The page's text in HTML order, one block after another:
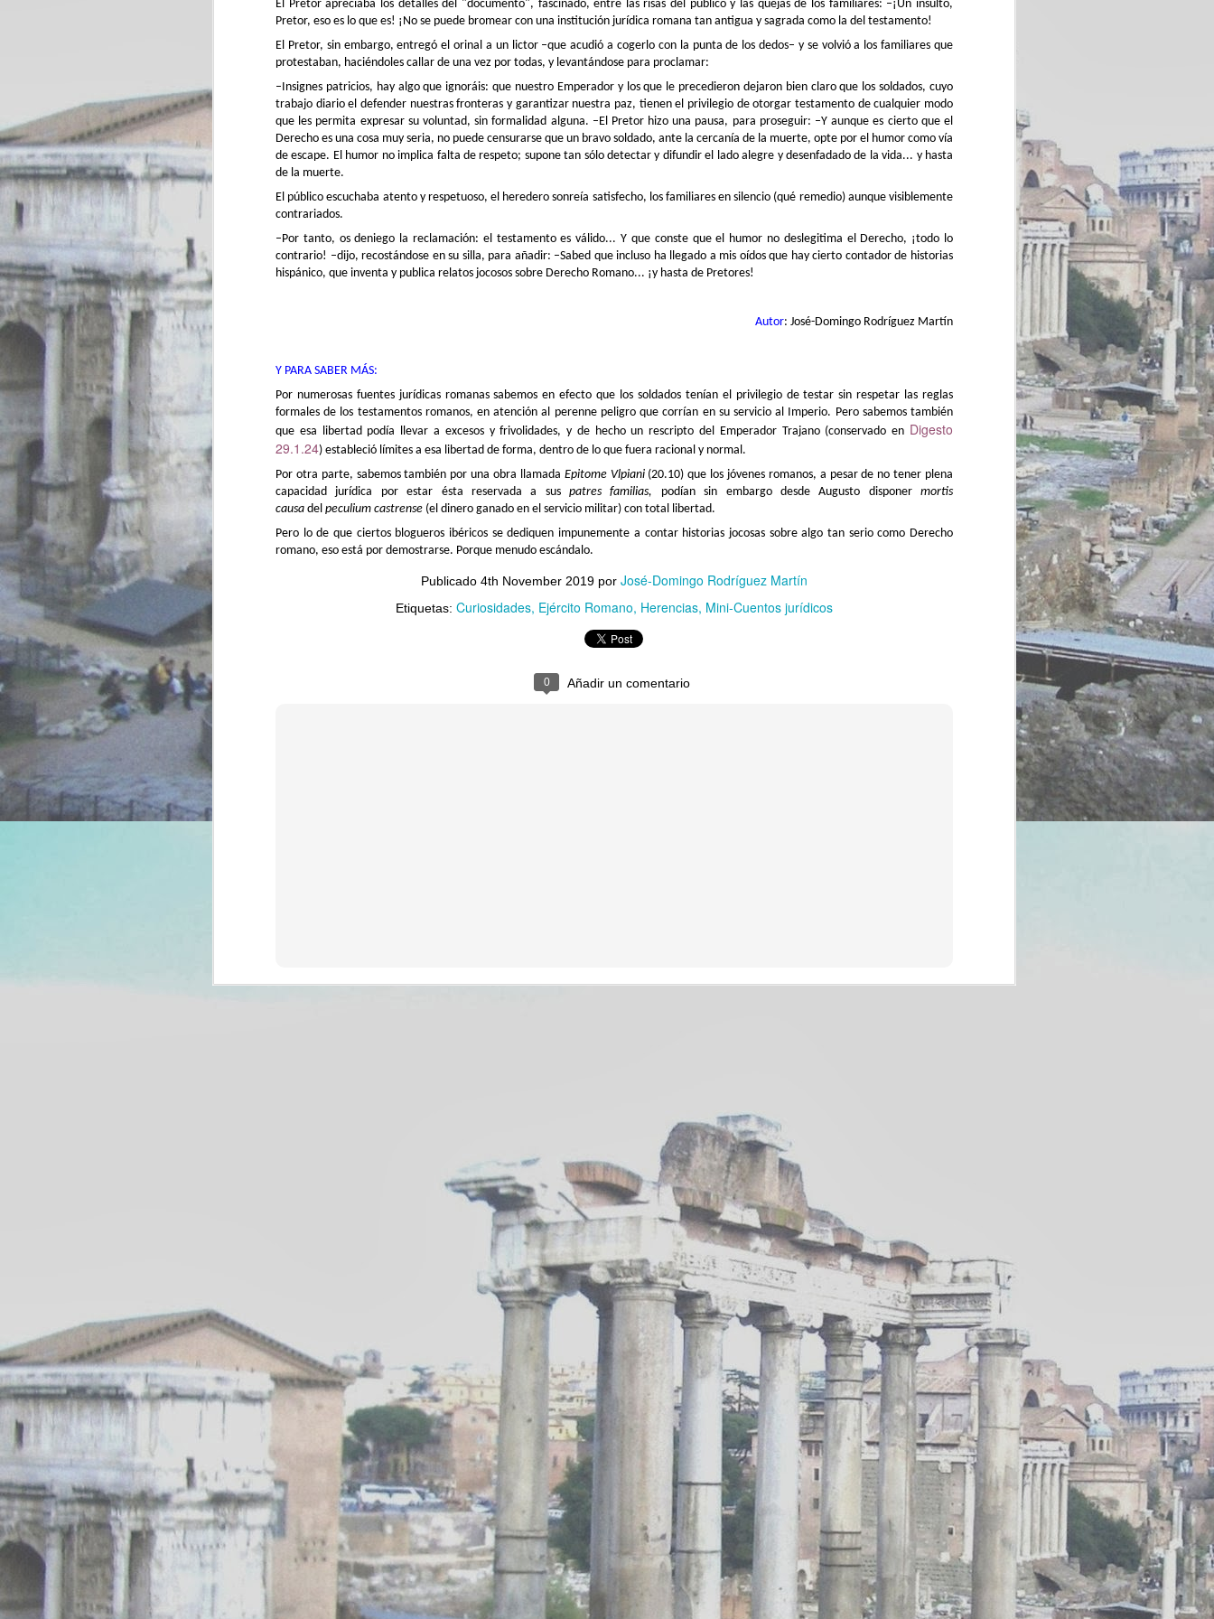
El Pretor apreciaba los detalles del "documento", fascinado, entre las risas del público y las quejas de los familiares: –¡Un insulto,
Pretor, eso es lo que es! ¡No se puede bromear con una institución jurídica romana tan antigua y sagrada como la del testamento!
El Pretor, sin embargo, entregó el orinal a un lictor –que acudió a cogerlo con la punta de los dedos– y se volvió a los familiares que
protestaban, haciéndoles callar de una vez por todas, y levantándose para proclamar:
–Insignes patricios, hay algo que ignoráis: que nuestro Emperador y los que le precedieron dejaron bien claro que los soldados, cuyo
trabajo diario el defender nuestras fronteras y garantizar nuestra paz, tienen el privilegio de otorgar testamento de cualquier modo
que les permita expresar su voluntad, sin formalidad alguna. –El Pretor hizo una pausa, para proseguir: –Y aunque es cierto que el
Derecho es una cosa muy seria, no puede censurarse que un bravo soldado, ante la cercanía de la muerte, opte por el humor como vía
de escape. El humor no implica falta de respeto; supone tan sólo detectar y difundir el lado alegre y desenfadado de la vida... y hasta
de la muerte.
El público escuchaba atento y respetuoso, el heredero sonreía satisfecho, los familiares en silencio (qué remedio) aunque visiblemente
contrariados.
–Por tanto, os deniego la reclamación: el testamento es válido... Y que conste que el humor no deslegitima el Derecho, ¡todo lo
contrario! –dijo, recostándose en su silla, para añadir: –Sabed que incluso ha llegado a mis oídos que hay cierto contador de historias
hispánico, que inventa y publica relatos jocosos sobre Derecho Romano... ¡y hasta de Pretores!
Autor: José-Domingo Rodríguez Martín
Y PARA SABER MÁS:
Por numerosas fuentes jurídicas romanas sabemos en efecto que los soldados tenían el privilegio de testar sin respetar las reglas
formales de los testamentos romanos, en atención al perenne peligro que corrían en su servicio al Imperio. Pero sabemos también
que esa libertad podía llevar a excesos y frivolidades, y de hecho un rescripto del Emperador Trajano (conservado en Digesto
29.1.24) estableció límites a esa libertad de forma, dentro de lo que fuera racional y normal.
Por otra parte, sabemos también por una obra llamada Epitome Vlpiani (20.10) que los jóvenes romanos, a pesar de no tener plena
capacidad jurídica por estar ésta reservada a sus patres familias, podían sin embargo desde Augusto disponer mortis
causa del peculium castrense (el dinero ganado en el servicio militar) con total libertad.
Pero lo de que ciertos blogueros ibéricos se dediquen impunemente a contar historias jocosas sobre algo tan serio como Derecho
romano, eso está por demostrarse. Porque menudo escándalo.
Publicado 4th November 2019 por José-Domingo Rodríguez Martín
Etiquetas: Curiosidades Ejército Romano Herencias Mini-Cuentos jurídicos
0 Añadir un comentario
JAN
12
El día de los niños inmortales y las vacas metálicas
Al lictor le temblaban la manos. Estaba leyendo los documentos
configurar un orden del día razonable para las audiencias de su querido
Pretor... pero no había manera: ese día parecía que todos los los
peticionarios se habían puesto de acuerdo en el nivel de
desquiciamiento.
DEC
1
Buscando (judicialmente) el novio perfecto
–Te pido amparo, oh Pretor, porque mi pareja, cuando no estoy de
acuerdo con ella, me sanciona bajándome mi prestación de
reluciente de aceites, joyas y anillos. A su lado se encontraba una
matrona romana rotunda, de porte altivo y semblante de pocos amigos.
NOV
4
Un testamento ori(gi)nal
–¡No sólo es inconcebible que se nos desherede, oh Pretor... sino
que no es válido hacerlo de esa manera! ¡A nosotros, la crema y
nata de la nobleza romana! –gritaban los familiares, dignísimos e
indignadísimos.
Insoportabilísimos, pensaba el Pretor, hastiado. Vaya mañana le
estaban dando. No me extraña que el joven difunto, un patricio enrolado
desheredarles.
–Y encima, ¡para hacer heredero a...
Por fin, el término de la jornada. Y de la semana. Aquel caso era,
además, sencillo: una mujer que, tras el divorcio, había
que reconocerse a sí mismo que la cosa no sólo era interesante... sino
además un rato divertida. Y de hecho el público asistente, que
normalmente aportaba jolgorio y desmadre en las incalificables
audiencias del Pretor, seguía esta vez atentísimo la discusión,
aplaudiendo sistemáticamente cada golpe de argumento de aquella
pintoresca batalla dialéctica.
El Pretor y su maestro
Yo siempre he sido libre. Porque tuve un maestro que amaba mi
libertad más que nada en la vida.
Mi maestro, Barbario Filipo, no me impuso sus criterios, jamás. Antes
al contrario, me animó a desarrollar los míos, sin importarle si
La libertad que siempre me concedió me permitió explorar caminos
diversos, y escoger los que más me convenían. Mi maestro jamás
pensó si le convenían a él; siempre decía que un maestro no te marca
un camino, sino que te acompaña por el tuyo.
JUN
24
El pavoroso caso del conejito sanguinario
Y el adorable conejito –blando, peludo, suave, dijérase todo de
lino– se lanzó ávido y despiadado contra la guarnición romana.
Los soldados, cogidos por sorpresa, no tuvieron tiempo de alzar sus
pesados escudos antes de que empezara la carnicería. En un segundo
todo eran gritos, caos y sonar de armaduras, nada de lo cual lograba
mitigar el pavoroso rugido del adorable animalito, sediento de sangre.
El Pretor contemplaba la escena, fascinado.